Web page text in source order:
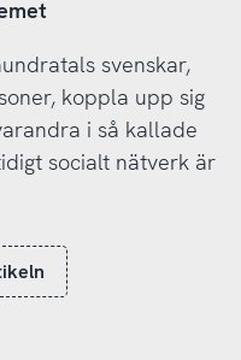
svenskar,
koppla upp sig
i så kallade
socialt nätverk är